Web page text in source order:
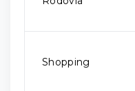
Shopping